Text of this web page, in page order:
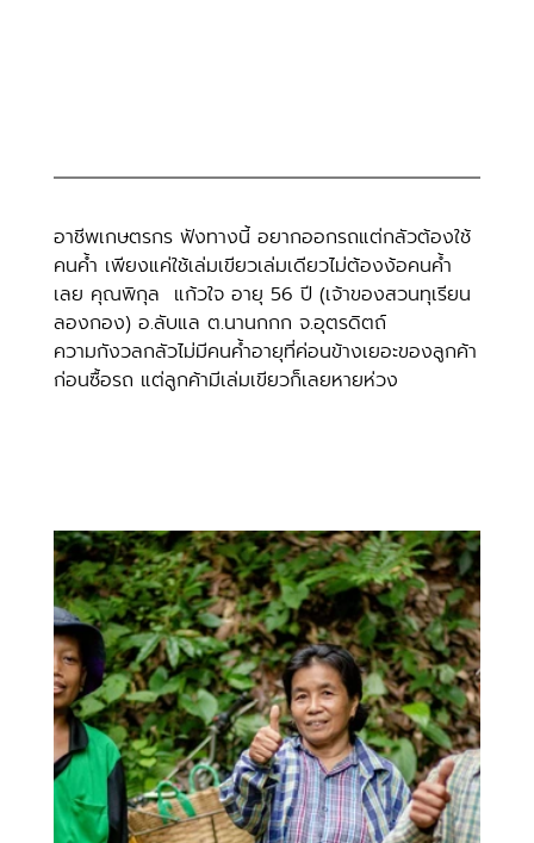
อาชีพเกษตรกร ฟังทางนี้ อยากออกรถแต่กลัวต้องใช้
คนค้ำ เพียงแค่ใช้เล่มเขียวเล่มเดียวไม่ต้องง้อคนค้ำ
เลย คุณพิกุล  แก้วใจ อายุ 56 ปี (เจ้าของสวนทุเรียน
ลองกอง) อ.ลับแล ต.นานกกก จ.อุตรดิตถ์
ความกังวลกลัวไม่มีคนค้ำอายุที่ค่อนข้างเยอะของลูกค้า
ก่อนซื้อรถ แต่ลูกค้ามีเล่มเขียวก็เลยหายห่วง